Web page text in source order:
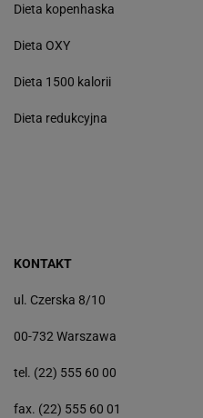
Dieta kopenhaska
Dieta OXY
Dieta 1500 kalorii
Dieta redukcyjna
KONTAKT
ul. Czerska 8/10
00-732 Warszawa
tel. (22) 555 60 00
fax. (22) 555 60 01